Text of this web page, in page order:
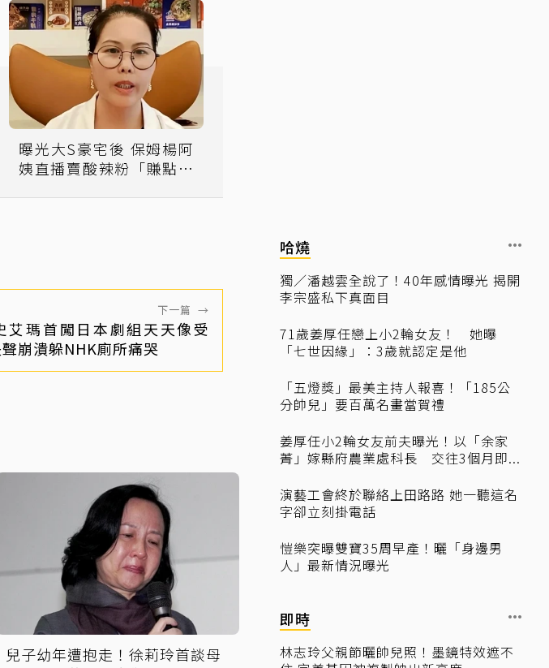
曝光大S豪宅後 保姆楊阿
姨直播賣酸辣粉「賺點零
下一篇 →
艾瑪首闖日本劇組天天像受
崩潰躲NHK廁所痛哭
兒子幼年遭抱走！徐莉玲首談母
哈燒
獨／潘越雲全說了！40年感情曝光 揭開
李宗盛私下真面目
71歲姜厚任戀上小2輪女友！ 她曝
「七世因緣」：3歲就認定是他
「五燈獎」最美主持人報喜！「185公
分帥兒」要百萬名畫當賀禮
姜厚任小2輪女友前夫曝光！以「余家
菁」嫁縣府農業處科長 交往3個月即...
演藝工會終於聯絡上田路路 她一聽這名
字卻立刻掛電話
愷樂突曝雙寶35周早產！曬「身邊男
人」最新情況曝光
即時
林志玲父親節曬帥兒照！墨鏡特效遮不